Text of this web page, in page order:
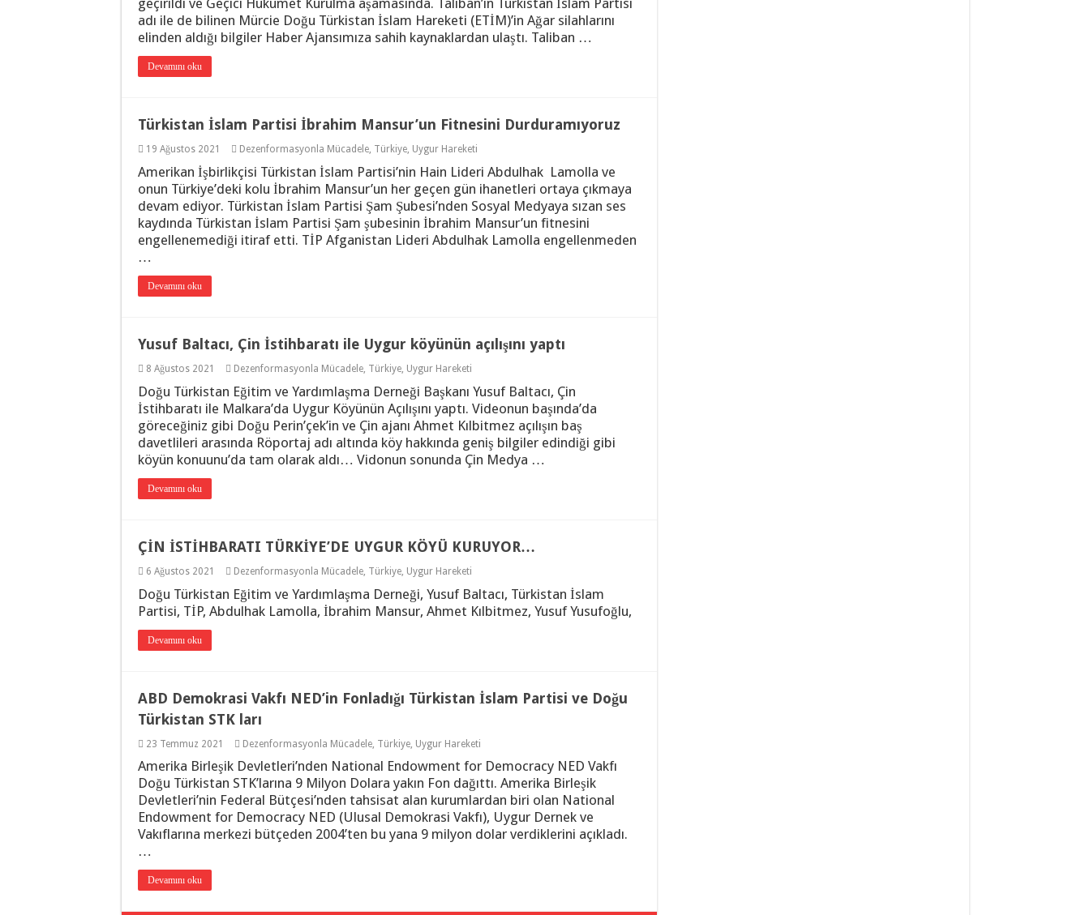
geçirildi ve Geçici Hükümet Kurulma aşamasında. Taliban’ın Türkistan İslam Partisi
adı ile de bilinen Mürcie Doğu Türkistan İslam Hareketi (ETİM)’in Ağar silahlarını
elinden aldığı bilgiler Haber Ajansımıza sahih kaynaklardan ulaştı. Taliban …
Devamını oku
Türkistan İslam Partisi İbrahim Mansur’un Fitnesini Durduramıyoruz
19 Ağustos 2021 Dezenformasyonla Mücadele, Türkiye, Uygur Hareketi
Amerikan İşbirlikçisi Türkistan İslam Partisi’nin Hain Lideri Abdulhak Lamolla ve
onun Türkiye’deki kolu İbrahim Mansur’un her geçen gün ihanetleri ortaya çıkmaya
devam ediyor. Türkistan İslam Partisi Şam Şubesi’nden Sosyal Medyaya sızan ses
kaydında Türkistan İslam Partisi Şam şubesinin İbrahim Mansur’un fitnesini
engellenemediği itiraf etti. TİP Afganistan Lideri Abdulhak Lamolla engellenmeden
…
Devamını oku
Yusuf Baltacı, Çin İstihbaratı ile Uygur köyünün açılışını yaptı
8 Ağustos 2021 Dezenformasyonla Mücadele, Türkiye, Uygur Hareketi
Doğu Türkistan Eğitim ve Yardımlaşma Derneği Başkanı Yusuf Baltacı, Çin
İstihbaratı ile Malkara’da Uygur Köyünün Açılışını yaptı. Videonun başında’da
göreceğiniz gibi Doğu Perin’çek’in ve Çin ajanı Ahmet Kılbitmez açılışın baş
davetlileri arasında Röportaj adı altında köy hakkında geniş bilgiler edindiği gibi
köyün konuunu’da tam olarak aldı… Vidonun sonunda Çin Medya …
Devamını oku
ÇİN İSTİHBARATI TÜRKİYE’DE UYGUR KÖYÜ KURUYOR…
6 Ağustos 2021 Dezenformasyonla Mücadele, Türkiye, Uygur Hareketi
Doğu Türkistan Eğitim ve Yardımlaşma Derneği, Yusuf Baltacı, Türkistan İslam
Partisi, TİP, Abdulhak Lamolla, İbrahim Mansur, Ahmet Kılbitmez, Yusuf Yusufoğlu,
Devamını oku
ABD Demokrasi Vakfı NED’in Fonladığı Türkistan İslam Partisi ve Doğu
Türkistan STK ları
23 Temmuz 2021 Dezenformasyonla Mücadele, Türkiye, Uygur Hareketi
Amerika Birleşik Devletleri’nden National Endowment for Democracy NED Vakfı
Doğu Türkistan STK’larına 9 Milyon Dolara yakın Fon dağıttı. Amerika Birleşik
Devletleri’nin Federal Bütçesi’nden tahsisat alan kurumlardan biri olan National
Endowment for Democracy NED (Ulusal Demokrasi Vakfı), Uygur Dernek ve
Vakıflarına merkezi bütçeden 2004’ten bu yana 9 milyon dolar verdiklerini açıkladı.
…
Devamını oku